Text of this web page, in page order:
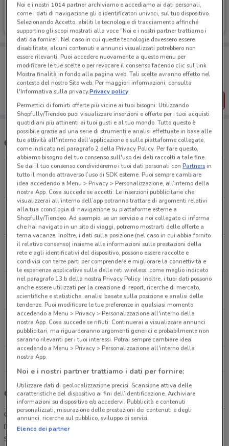
Coop
Scade il 20/08
Porta DoveConviene sempre con te!
Puoi trovare le migliori offerte dei negozi vicino a te,
salvarle e creare la tua lista del risparmio, comodamente
dal tuo cellulare.
SCARICA L’APP
Orari e Negozi Coop
Piazza Caduti Del Terrorismo, 12 Bitonto
323 m
APERTO
Via Della Repubblica, 59 Bitonto
429 m
APERTO
Via Xx Settembre, 65 Palo Del Colle
5.7 km
APERTO
Via Nisio, 1 Bari-palese
8 km
APERTO
Via Girolamo Nisio, 1 Bari
8.3 km
APERTO
Gli sconti del nuovo volantino Coop e i negozi
Coop è presente in vari punti della città: lo trovi in Piazza Caduti
Del Terrorismo 12 Bitonto, Via Della Repubblica 59 Bitonto, Via Xx
Settembre 65 Palo Del Colle, Via Nisio 1 Bari-palese, Via Girolamo
Noi e i nostri 1014partner archiviamo e accediamo ai dati personali,
come i dati di navigazione gli o identificatori univoci, sul tuo dispositivo.
Selezionando Accetto, abiliti le tecnologie di tracciamento affinché
supportino gli scopi mostrati alla voce "Noi e i nostri partner trattiamo i
dati da fornire". Nel caso in cui queste tecnologie dovessero essere
disabilitate, alcuni contenuti e annunci visualizzati potrebbero non
essere rilevanti. Puoi accedere nuovamente a questo menu per
modificare le tue scelte o per revocare il consenso facendo clic sul link
Mostra finalità in fondo alla pagina web. Tali scelte avranno effetto nel
contesto del nostro Sito web. Per maggiori informazioni, consulta
l'Informativa sulla privacy.Privacy policy
Permettici di fornirti offerte più vicine ai tuoi bisogni: Utilizzando
Shopfully/Tiendeo puoi visualizzare inserzioni e offerte per i tuoi acquisti
quotidiani più attinenti ai tuoi gusti e al tuo mondo. Tutto questo è
possibile grazie ad una serie di strumenti e analisi effettuate in base alle
tue attività all'interno dell'applicazione e sulle piattaforme collegate,
come indicato nel paragrafo 2 della Privacy Policy. Per fare questo,
abbiamo bisogno del tuo consenso sull'uso dei dati raccolti a tale fine.
Se dai il tuo consenso condivideremo i tuoi dati personali conPartnersin
tutto il mondo attraverso l’uso di SDK esterne. Puoi sempre cambiare
idea accedendo a Menu > Privacy > Personalizzazione, all’interno della
nostra App. Cosa succede se accetti: Le inserzioni pubblicitarie che
visualizzerai all'interno dell’app potranno trattare di argomenti relativi
alla tua cronologia di navigazione su piattaforme esterne a
Shopfully/Tiendeo. Ad esempio, se un servizio a noi collegato ci informa
che hai navigato in un sito di viaggi, potremo mostrarti delle offerte a
tema vacanze. Inoltre, i dati sulla posizione (nel caso in cui abbia fornito
il relativo consenso) insieme alle informazioni sulle prestazioni della
rete e agli identificativi del dispositivo, possono essere raccolte e
condivisi con terze parti per comprendere e migliorare la connettività e
le esperienze applicative sulle delle reti wireless, come meglio indicato
nel paragrafo 13.b della nostra Privacy Policy. Inoltre, i tuoi dati possono
anche essere utilizzati per la creazione di report, ricerche di mercato,
scientifiche e statistiche, analisi basate sulla posizione e analisi delle
tendenze. Puoi modificare le tue preferenze in qualsiasi momento
accedendo a Menu > Privacy > Personalizzazione all'interno della
nostra App. Cosa succede se rifiuti: Continuerai a visualizzare annunci
pubblicitari, ma riguarderanno argomenti generici e probabilmente non
saranno rilevanti per i tuoi interessi. Potrai sempre cambiare idea
accedendo a Menu > Privacy > Personalizzazione all'interno della
nostra App.
Noi e i nostri partner trattiamo i dati per fornire:
Utilizzare dati di geolocalizzazione precisi. Scansione attiva delle
caratteristiche del dispositivo ai fini dell’identificazione. Archiviare
informazioni su dispositivo e/o accedervi. Pubblicità e contenuti
personalizzati, misurazione delle prestazioni dei contenuti e degli
annunci, ricerche sul pubblico, sviluppo di servizi.
Elenco dei partner